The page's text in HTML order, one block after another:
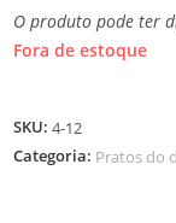
O produto pode ter
Fora de estoque
SKU:4-12
Categoria: Pratos do